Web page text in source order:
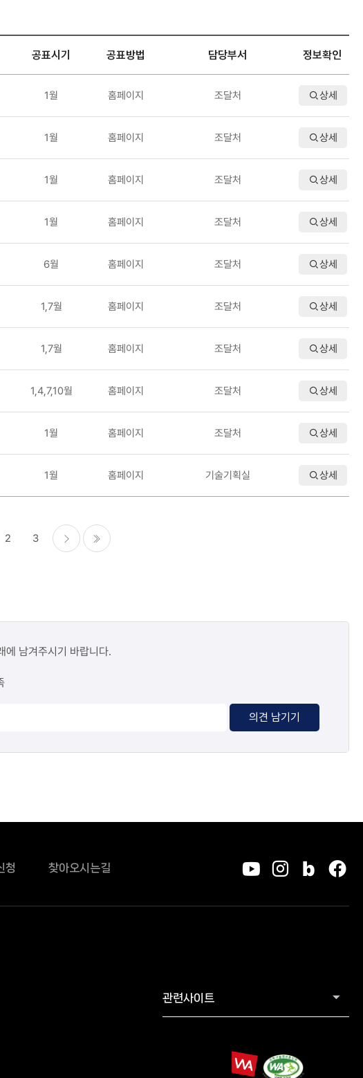
공표시기 공표방법 담당부서 정보확인
1월 홈페이지 조달처 상세
1월 홈페이지 조달처 상세
1월 홈페이지 조달처 상세
1월 홈페이지 조달처 상세
6월 홈페이지 조달처 상세
1,7월 홈페이지 조달처 상세
1,7월 홈페이지 조달처 상세
1,4,7,10월 홈페이지 조달처 상세
1월 홈페이지 조달처 상세
1월 홈페이지 기술기획실 상세
2 3
에 남겨주시기 바랍니다.
의견 남기기
청 찾아오시는길
유튜브인스타그
블로그
페
관련사이트